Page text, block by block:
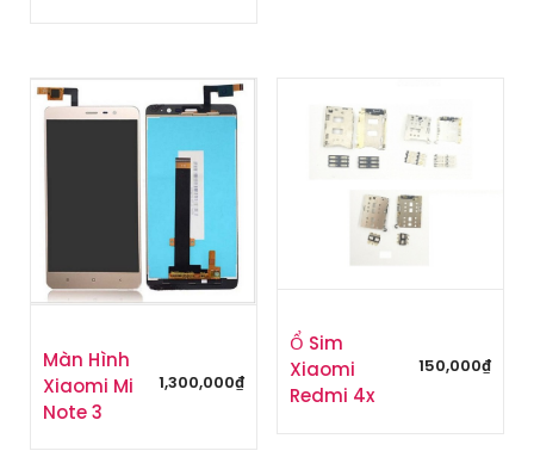
Màn Hình
Xiaomi Mi
Note 3
1,300,000₫
Ổ Sim
Xiaomi
Redmi 4x
150,000₫